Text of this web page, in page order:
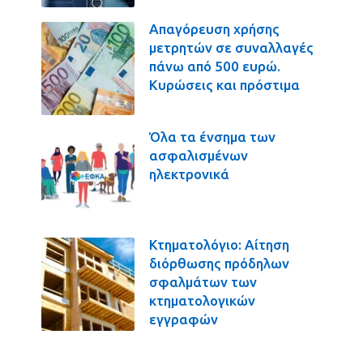
Απαγόρευση χρήσης
μετρητών σε συναλλαγές
πάνω από 500 ευρώ.
Κυρώσεις και πρόστιμα
Όλα τα ένσημα των
ασφαλισμένων
ηλεκτρονικά
Κτηματολόγιο: Αίτηση
διόρθωσης πρόδηλων
σφαλμάτων των
κτηματολογικών
εγγραφών